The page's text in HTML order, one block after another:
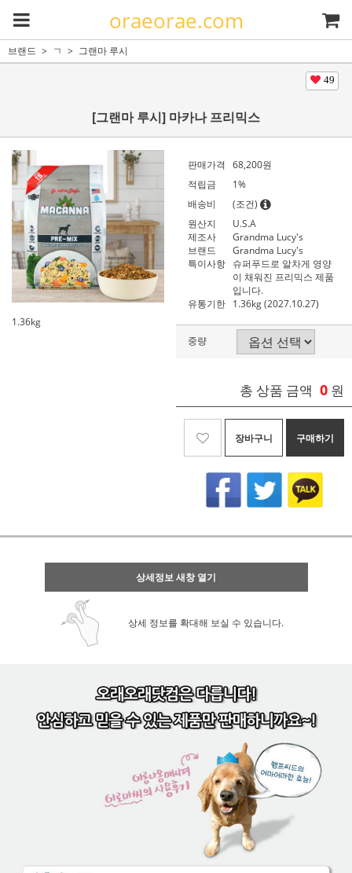
oraeorae.com
브랜드 ㄱ 그랜마 루시
49
[그랜마 루시] 마카나 프리믹스
1.36kg
판매가격 68,200원
적립금
1%
배송비
(조건)
원산지
U.S.A
제조사
Grandma Lucy's
브랜드
Grandma Lucy's
특이사항 슈퍼푸드로 알차게 영양
이 채워진 프리믹스 제품
입니다.
유통기한 1.36kg (2027.10.27)
중량
총 상품 금액 0 원
장바구니 구매하기
상세정보 새창 열기
상세 정보를 확대해 보실 수 있습니다.